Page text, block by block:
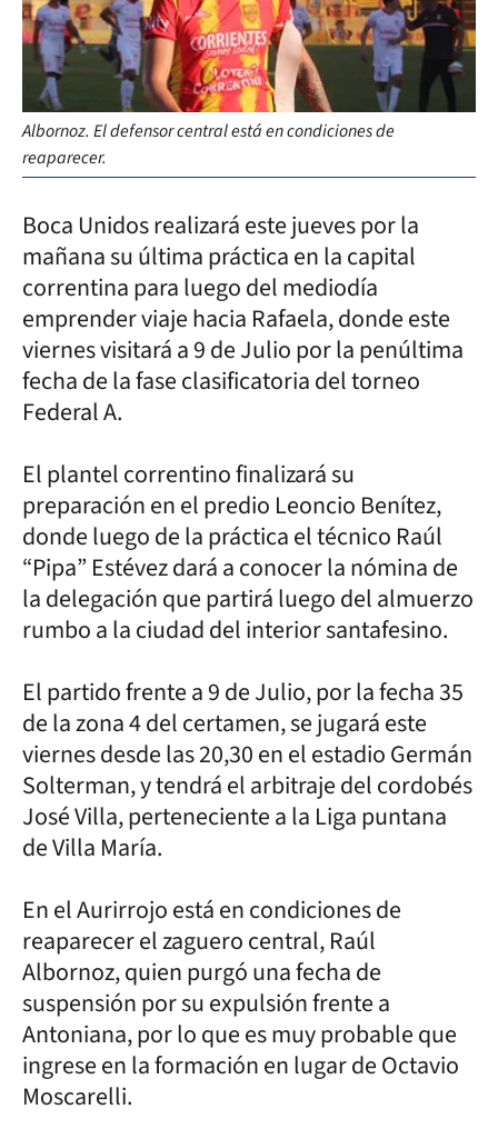
Albornoz. El defensor central está en condiciones de
reaparecer.
Boca Unidos realizará este jueves por la
mañana su última práctica en la capital
correntina para luego del mediodía
emprender viaje hacia Rafaela, donde este
viernes visitará a 9 de Julio por la penúltima
fecha de la fase clasificatoria del torneo
Federal A.
El plantel correntino finalizará su
preparación en el predio Leoncio Benítez,
donde luego de la práctica el técnico Raúl
“Pipa” Estévez dará a conocer la nómina de
la delegación que partirá luego del almuerzo
rumbo a la ciudad del interior santafesino.
El partido frente a 9 de Julio, por la fecha 35
de la zona 4 del certamen, se jugará este
viernes desde las 20,30 en el estadio Germán
Solterman, y tendrá el arbitraje del cordobés
José Villa, perteneciente a la Liga puntana
de Villa María.
En el Aurirrojo está en condiciones de
reaparecer el zaguero central, Raúl
Albornoz, quien purgó una fecha de
suspensión por su expulsión frente a
Antoniana, por lo que es muy probable que
ingrese en la formación en lugar de Octavio
Moscarelli.